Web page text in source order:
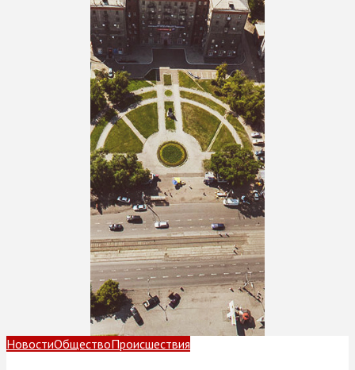
НовостиОбществоПроисшествия